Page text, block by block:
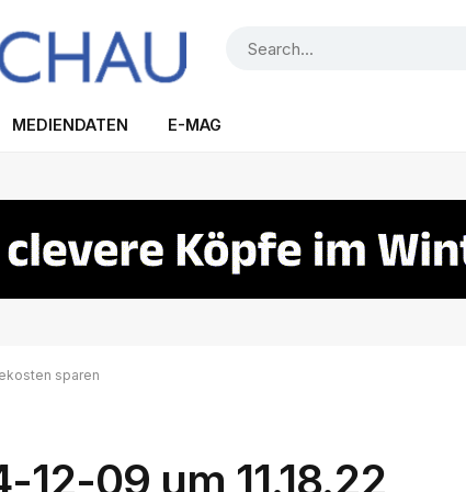
MEDIENDATEN E-MAG
sparen
09 um 11.18.22